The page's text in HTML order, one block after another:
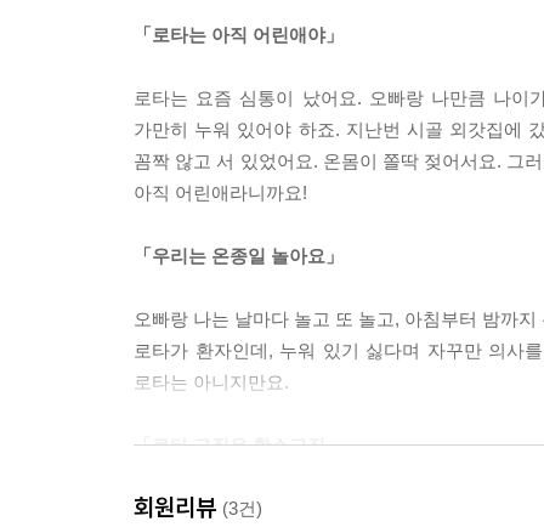
「로타는 아직 어린애야」
로타는 요즘 심통이 났어요. 오빠랑 나만큼 나
가만히 누워 있어야 하죠. 지난번 시골 외갓집에
꼼짝 않고 서 있었어요. 온몸이 쫄딱 젖어서요. 그
아직 어린애라니까요!
「우리는 온종일 놀아요」
오빠랑 나는 날마다 놀고 또 놀고, 아침부터 밤까
로타가 환자인데, 누워 있기 싫다며 자꾸만 의사
로타는 아니지만요.
「로타 고집은 황소고집」
로타는 약 먹는 걸 싫어해요. 엄마가 기침약을 먹
회원리뷰 (3건)